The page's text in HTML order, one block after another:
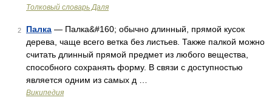
Толковый словарь Даля
2 Палка — Палка&#160; обычно длинный, прямой кусок
дерева, чаще всего ветка без листьев. Также палкой можно
считать длинный прямой предмет из любого вещества,
способного сохранять форму. В связи с доступностью
является одним из самых д …
Википедия